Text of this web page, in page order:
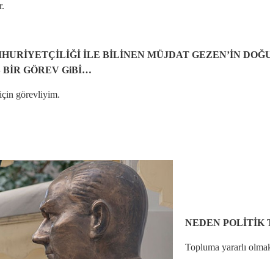
İLE BİLİNEN MÜJDAT GEZEN’İN
BİR GÖREV GiBİ…
görevliyim.
NEDEN POLİTİK
Topluma yararlı